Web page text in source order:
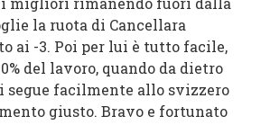
la ruota di Cancellara
ai -3. Poi per lui è tutto facile,
del lavoro, quando da dietro
segue facilmente allo svizzero
giusto. Bravo e fortunato